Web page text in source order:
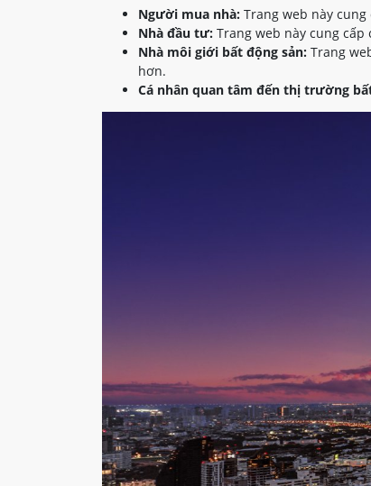
Người mua nhà:Trang web này
Nhà đầu tư:Trang web này cung cấp
Nhà môi giới bất động sản:Trang
hơn.
Cá nhân quan tâm đến thị trường